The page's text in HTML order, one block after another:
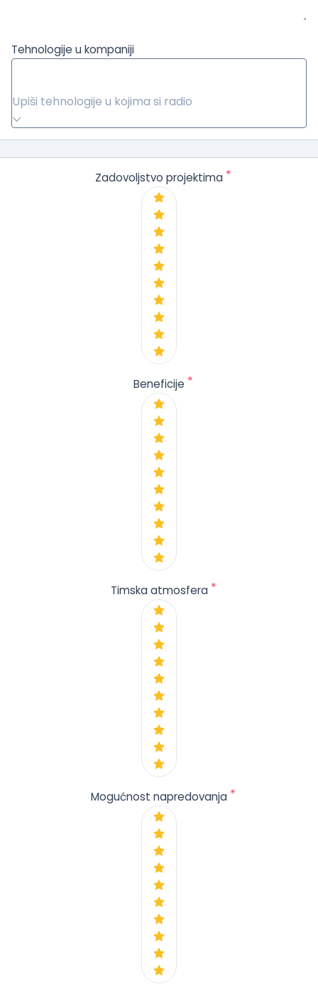
Tehnologije u kompaniji
Upiši tehnologije u kojima si radio
Zadovoljstvo projektima *
Beneficije *
Timska atmosfera *
Mogućnost napredovanja *